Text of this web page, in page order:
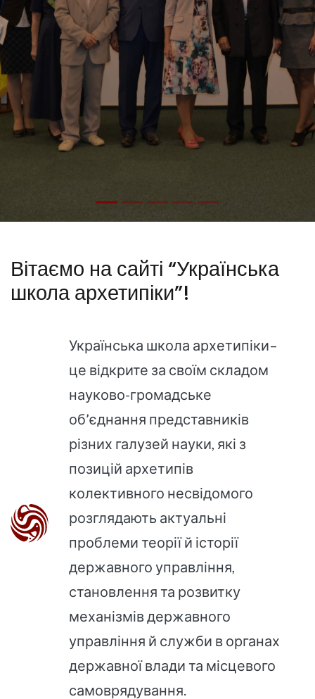
Вітаємо на сайті “Українська
школа архетипіки”!
Українська школа архетипіки–
це відкрите за своїм складом
науково-громадське
об’єднання представників
різних галузей науки, які з
позицій архетипів
колективного несвідомого
розглядають актуальні
проблеми теорії й історії
державного управління,
становлення та розвитку
механізмів державного
управління й служби в органах
державної влади та місцевого
самоврядування.